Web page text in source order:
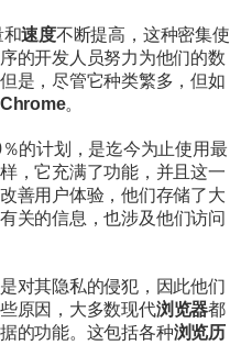
和速度不断提高，这种密集使
的开发人员努力为他们的数
但是，尽管它种类繁多，但如
Chrome。
的计划，是迄今为止使用最
，它充满了功能，并且这一
善用户体验，他们存储了大
关的信息，也涉及他们访问
对其隐私的侵犯，因此他们
原因，大多数现代浏览器都
的功能。 这包括各种浏览历